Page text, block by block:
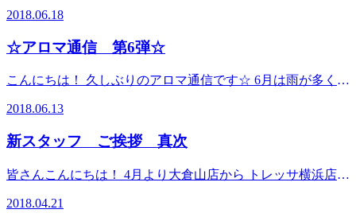
時期オススメなのはかぼちゃのスープ！ かぼちゃにはβカロ
を高める効果があると言われており、寒暖差に負けない身体
節も元気に過ごしていきましょう！！
トレッサ横浜 南棟２Ｆ 肩甲骨ストレッチに注目したリラ
489-3808 オンライン予約：https://reraku.jp/studio/tressa トレッ
と足裏のリフレクソロジーを中心に施術を行っております！
マッサージと同じくらい気持ちがいいリラク系ボディケアを
是非体験してください！ 綱島、鶴見、大倉山、新横浜から
20000円分のチケットとアイヘッドケア10分無料券を6枚プレ
とめてのチャージがお得です！ ※一回のご利用で使えるチ
ケットは１枚。チケットのみ有効期限が２０１９年の１月末
までのご利用頂けます。 この機会に是非！お身体の声に耳
ク系ボディケアを是非体験してください！ 電話予約：045-
サ横浜店は、肩甲骨ストレッチに注目した全身のボディケア
マッサージと同じくらい気持ちがいいリラク系ボディケアを
【筋肉のコリとハリの正体】 をお届けしたいと思います！
筋肉のコっている状態とはどういうものなのか？ 図にして
みました！ こうなっているんですね！ しかしコリ固まって
のように、硬い所ができると 「太く」 なります！ 太く
硬くなった筋肉が沢山出来ると、 「血管を圧迫」 して血
素、栄養素（空気とごはん）を送っています。 血管が圧迫
されて血行不良になると、筋肉が酸欠状態になって 「痛
み」 が出てくるんです！ 押されて気持ちいいのは伸びた
が行き渡ると、生き物全てが持っている 「自然回復力」
2018.06.18
☆アロマ通信 第6弾☆
こんにちは！ 久しぶりのアロマ通信です☆ 6月は雨が多くな
るくなりますよね～＞＜ 外に出て気分転換も良いですが、
映画を観たり、お掃除したり(^^♪ 雨の時はお家の時間を充
実させても良いですね！♪ そんな時の気持ちを明るくするア
陽のイメージの様に気持ちを明るく・ほっとさせる作用があ
ります オレンジ・レモン・ベルガモットなど マグカップに
2018.06.13
新スタッフ ご挨拶 真次
皆さんこんにちは！ 4月より大倉山店から トレッサ横浜店に
す！(*^^*) 趣味は【料理・晩酌】！ お酒の為に、料理をし
2018.04.21